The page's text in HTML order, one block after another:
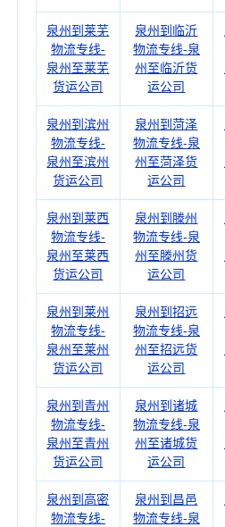
泉州到莱芜
物流专线-
泉州至莱芜
货运公司
泉州到临沂
物流专线-泉
州至临沂货
运公司
泉州到滨州
物流专线-
泉州至滨州
货运公司
泉州到菏泽
物流专线-泉
州至菏泽货
运公司
泉州到莱西
物流专线-
泉州至莱西
货运公司
泉州到滕州
物流专线-泉
州至滕州货
运公司
泉州到莱州
物流专线-
泉州至莱州
货运公司
泉州到招远
物流专线-泉
州至招远货
运公司
泉州到青州
物流专线-
泉州至青州
货运公司
泉州到诸城
物流专线-泉
州至诸城货
运公司
泉州到高密
物流专线-
泉州到昌邑
物流专线-泉